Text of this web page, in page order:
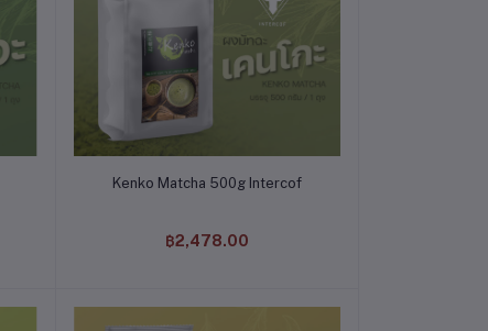
หยิบใส่ตะกร้า
Kenko Matcha 500g Intercof
฿2,478.00